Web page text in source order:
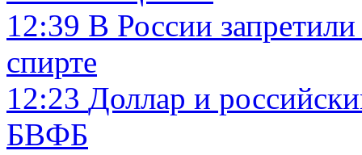
12:39 В России
спирте
12:23 Доллар и
БВФБ